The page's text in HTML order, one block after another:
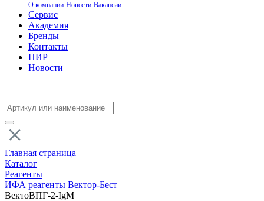
О компании Новости Вакансии
Сервис
Академия
Бренды
Контакты
НИР
Новости
Главная страница
Каталог
Реагенты
ИФА реагенты Вектор-Бест
ВектоВПГ-2-IgM